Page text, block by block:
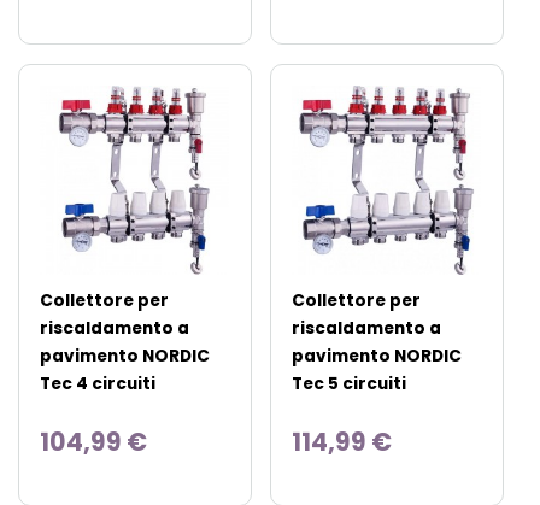
Collettore per
riscaldamento a
pavimento NORDIC
Tec 4 circuiti
104,99 €
Collettore per
riscaldamento a
pavimento NORDIC
Tec 5 circuiti
114,99 €